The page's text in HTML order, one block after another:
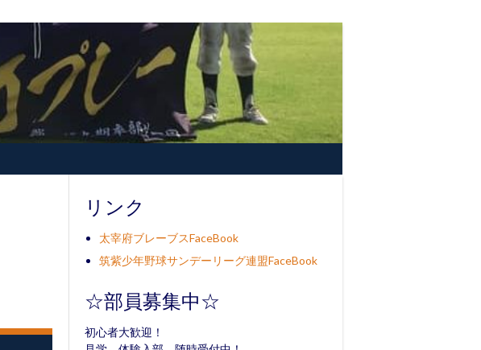
リンク
太宰府ブレーブスFaceBook
筑紫少年野球サンデーリーグ連盟FaceBook
☆部員募集中☆
初心者大歓迎！